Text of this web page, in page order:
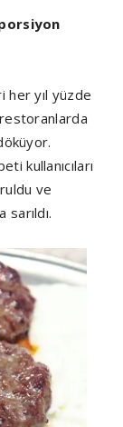
yıl yüzde
kullanıcıları
ve